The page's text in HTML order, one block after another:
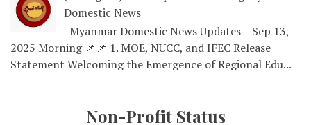
Domestic News
Myanmar Domestic News Updates – Sep 13,
2025 Morning 📌📌 1. MOE, NUCC, and IFEC Release
Statement Welcoming the Emergence of Regional Edu...
Non-Profit Status